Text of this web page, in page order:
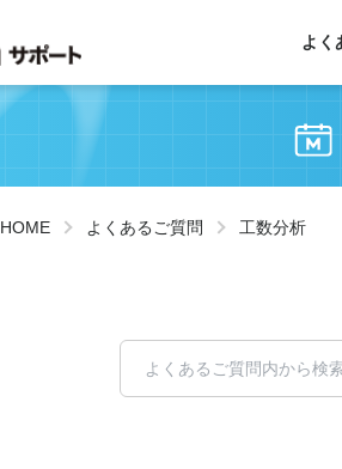
よく
HOME よくあるご質問 工数分析